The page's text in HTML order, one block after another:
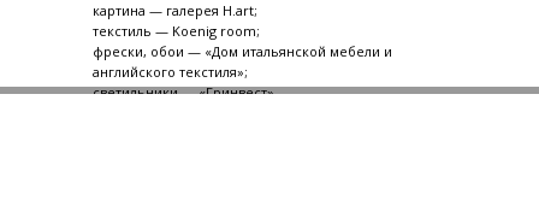
картина — галерея H.art;
текстиль — Koenig room;
фрески, обои — «Дом итальянской мебели и
английского текстиля»;
светильники — «Гринвест».